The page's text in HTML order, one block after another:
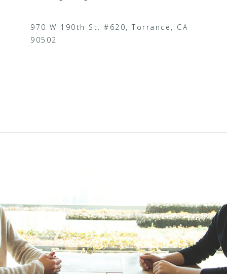
970 W 190th St. #620, Torrance, CA
90502